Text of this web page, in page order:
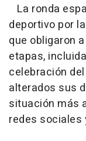
La ronda
deportivo por
que obligaron
etapas,
celebración
alterados sus
situación más
redes sociales